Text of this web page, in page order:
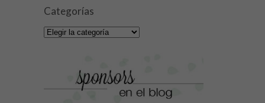
Categorías
Categorías